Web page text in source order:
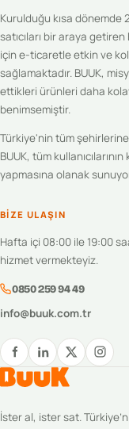
Kurulduğu kısa dönemde
satıcıları bir araya
için e-ticaretle etkin ve
sağlamaktadır. BUUK,
ettikleri ürünleri daha
benimsemiştir.
Türkiye'nin tüm
BUUK, tüm
yapmasına olanak
BIZE ULAŞIN
Hafta içi 08:00 ile 19:00
hizmet vermekteyiz.
0850 259 94 49
info@buuk.com.tr
İster al, ister sat.